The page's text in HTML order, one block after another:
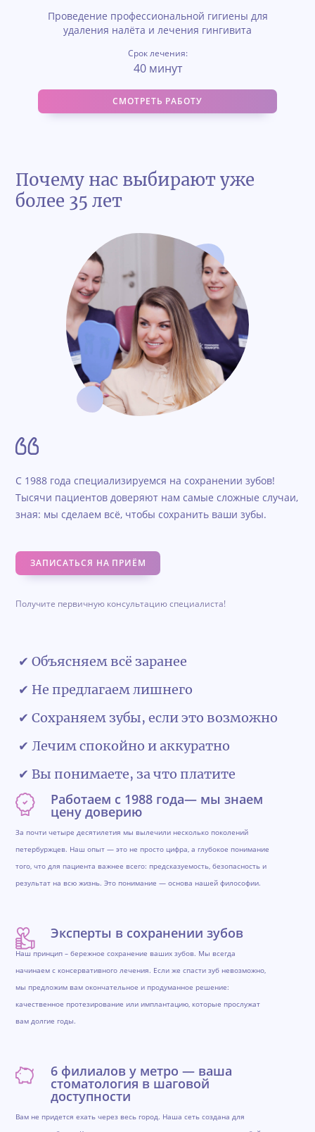
Проведение профессиональной гигиены для
удаления налёта и лечения гингивита
Срок лечения:
40 минут
СМОТРЕТЬ РАБОТУ
Почему нас выбирают уже
более 35 лет
С 1988 года специализируемся на сохранении зубов!
Тысячи пациентов доверяют нам самые сложные случаи,
зная: мы сделаем всё, чтобы сохранить ваши зубы.
ЗАПИСАТЬСЯ НА ПРИЁМ
Получите первичную консультацию специалиста!
✔ Объясняем всё заранее
✔ Не предлагаем лишнего
✔ Сохраняем зубы, если это возможно
✔ Лечим спокойно и аккуратно
✔ Вы понимаете, за что платите
Работаем с 1988 года— мы знаем
цену доверию
За почти четыре десятилетия мы вылечили несколько поколений
петербуржцев. Наш опыт — это не просто цифра, а глубокое понимание
того, что для пациента важнее всего: предсказуемость, безопасность и
результат на всю жизнь. Это понимание — основа нашей философии.
Эксперты в сохранении зубов
Наш принцип – бережное сохранение ваших зубов. Мы всегда
начинаем с консервативного лечения. Если же спасти зуб невозможно,
мы предложим вам окончательное и продуманное решение:
качественное протезирование или имплантацию, которые прослужат
вам долгие годы.
6 филиалов у метро — ваша
стоматология в шаговой
доступности
Вам не придется ехать через весь город. Наша сеть создана для